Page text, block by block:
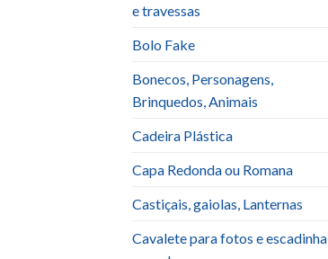
e travessas
Bolo Fake
Bonecos, Personagens,
Brinquedos, Animais
Cadeira Plástica
Capa Redonda ou Romana
Castiçais, gaiolas, Lanternas
Cavalete para fotos e escadinha